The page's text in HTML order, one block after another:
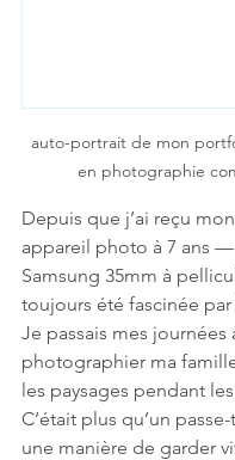
auto-portrait de mon
en photographie
Depuis que j’ai reçu
appareil photo à 7 ans
Samsung 35mm à
toujours été fascinée
Je passais mes journées
photographier ma
les paysages pendant
C’était plus qu’un
une manière de garder